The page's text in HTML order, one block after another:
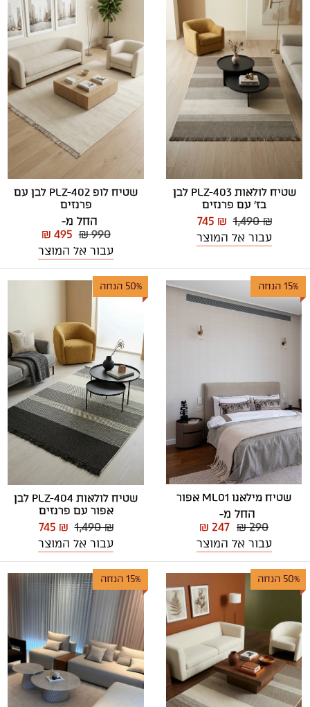
שטיח לולאות PLZ-403 לבן
בז' עם פרנזים
1,490 ₪
745 ₪
עבור אל המוצר
שטיח לופ PLZ-402 לבן עם
פרנזים
החל מ-
₪ 990
₪ 495
עבור אל המוצר
15% הנחה
שטיח מילאנו ML01 אפור
החל מ-
₪ 290
₪ 247
עבור אל המוצר
50% הנחה
שטיח לולאות PLZ-404 לבן
אפור עם פרנזים
1,490 ₪
745 ₪
עבור אל המוצר
50% הנחה 15% הנחה